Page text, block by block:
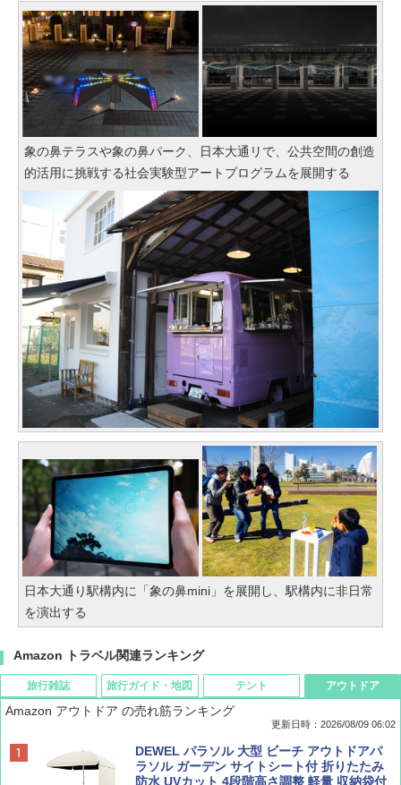
象の鼻テラスや象の鼻パーク、日本大通リで、公共空間の創造
的活用に挑戦する社会実験型アートプログラムを展開する
日本大通り駅構内に「象の鼻mini」を展開し、駅構内に非日常
を演出する
Amazon トラベル関連ランキング
旅行雑誌
BE-PAL(ビ-パル) 2026年 9 月号【特別付録:
SOTO ミニマル"旅"財布 ランダム2種】
旅行ガイド・地図
地球の歩き方 スター・ウォーズ
テント
[キャンパーズコレクション 山善] ポップアッ
プテント 傘みたいに広げて畳める パッとサ
ッとサンシェード キューブ フルクローズ メ
アウトドア
Amazon アウトドア の売れ筋ランキング
更新日時：2026/08/09 06:02
DEWEL パラソル 大型 ビーチ アウトドアパ
ラソル ガーデン サイトシート付 折りたたみ
防水 UVカット 4段階高さ調整 軽量 収納袋付